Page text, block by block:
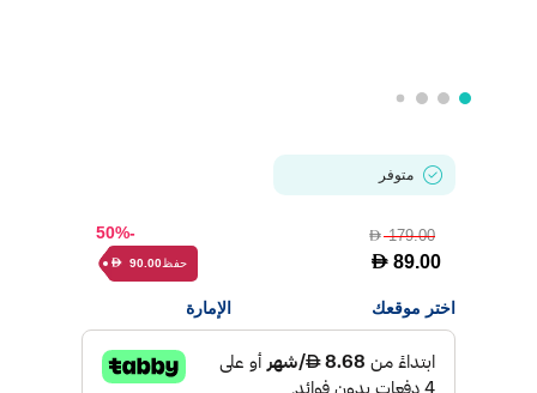
متوفر
D179.00
D 89.00
-50%
حفظ D 90.00
اختر موقعك الإمارة